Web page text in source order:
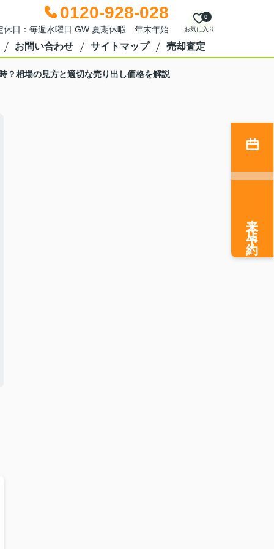
0120-928-028
日：毎週水曜日 GW 夏期休暇 年末年始 お気に入り
0
お問い合わせ サイトマップ 売却査定
？相場の見方と適切な売り出し価格を解説
来店予約